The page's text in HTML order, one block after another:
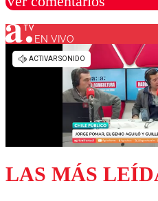
Los comentarios son
diálogo
EN VIVO
LAS MÁS